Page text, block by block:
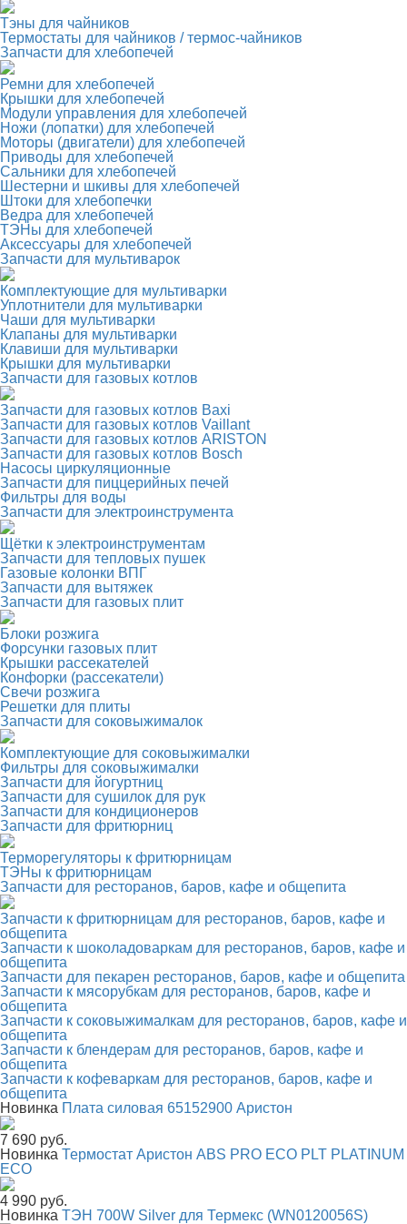
Тэны для чайников
Термостаты для чайников / термос-чайников
Запчасти для хлебопечей
Ремни для хлебопечей
Крышки для хлебопечей
Модули управления для хлебопечей
Ножи (лопатки) для хлебопечей
Моторы (двигатели) для хлебопечей
Приводы для хлебопечей
Сальники для хлебопечей
Шестерни и шкивы для хлебопечей
Штоки для хлебопечки
Ведра для хлебопечей
ТЭНы для хлебопечей
Аксессуары для хлебопечей
Запчасти для мультиварок
Комплектующие для мультиварки
Уплотнители для мультиварки
Чаши для мультиварки
Клапаны для мультиварки
Клавиши для мультиварки
Крышки для мультиварки
Запчасти для газовых котлов
Запчасти для газовых котлов Baxi
Запчасти для газовых котлов Vaillant
Запчасти для газовых котлов ARISTON
Запчасти для газовых котлов Bosch
Насосы циркуляционные
Запчасти для пиццерийных печей
Фильтры для воды
Запчасти для электроинструмента
Щётки к электроинструментам
Запчасти для тепловых пушек
Газовые колонки ВПГ
Запчасти для вытяжек
Запчасти для газовых плит
Блоки розжига
Форсунки газовых плит
Крышки рассекателей
Конфорки (рассекатели)
Свечи розжига
Решетки для плиты
Запчасти для соковыжималок
Комплектующие для соковыжималки
Фильтры для соковыжималки
Запчасти для йогуртниц
Запчасти для сушилок для рук
Запчасти для кондиционеров
Запчасти для фритюрниц
Терморегуляторы к фритюрницам
ТЭНы к фритюрницам
Запчасти для ресторанов, баров, кафе и общепита
Запчасти к фритюрницам для ресторанов, баров, кафе и
общепита
Запчасти к шоколадоваркам для ресторанов, баров, кафе и
общепита
Запчасти для пекарен ресторанов, баров, кафе и общепита
Запчасти к мясорубкам для ресторанов, баров, кафе и
общепита
Запчасти к соковыжималкам для ресторанов, баров, кафе и
общепита
Запчасти к блендерам для ресторанов, баров, кафе и
общепита
Запчасти к кофеваркам для ресторанов, баров, кафе и
общепита
Новинка Плата силовая 65152900 Аристон
7 690 руб.
Новинка Термостат Аристон ABS PRO ECO PLT PLATINUM
ECO
4 990 руб.
Новинка ТЭН 700W Silver для Термекс (WN0120056S)